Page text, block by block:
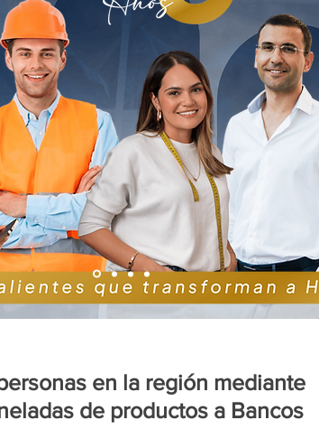
en la región mediante
de productos a Bancos